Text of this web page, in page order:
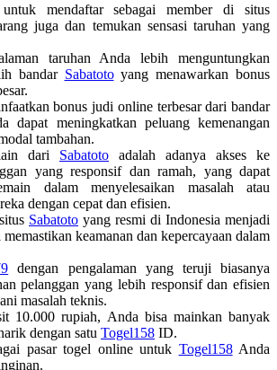
mendaftar sebagai member di situs
juga dan temukan sensasi taruhan yang
taruhan Anda lebih menguntungkan
bandar Sabatotoyang menawarkan bonus
bonus judi online terbesar dari bandar
dapat meningkatkan peluang kemenangan
tambahan.
dari Sabatoto adalah adanya akses ke
yang responsif dan ramah, yang dapat
dalam menyelesaikan masalah atau
dengan cepat dan efisien.
Sabatoto yang resmi di Indonesia menjadi
keamanan dan kepercayaan dalam
dengan pengalaman yang teruji biasanya
pelanggan yang lebih responsif dan efisien
masalah teknis.
10.000 rupiah, Anda bisa mainkan banyak
dengan satu Togel158 ID.
pasar togel online untuk Togel158Anda